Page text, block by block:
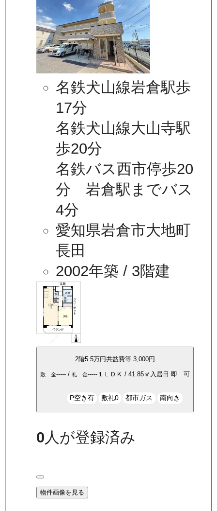
名鉄犬山線岩倉駅歩
17分
名鉄犬山線大山寺駅
歩20分
名鉄バス西市停歩20
分 岩倉駅までバス
4分
愛知県岩倉市大地町
長田
2002年築 / 3階建
2階5.5万円共益費等3,000円
敷 金----- /礼 金----- １ＬＤＫ /41.85㎡ 入居日 即 可
P空き有 敷礼0 都市ガス 南向き
0人が登録済み
物件画像を見る